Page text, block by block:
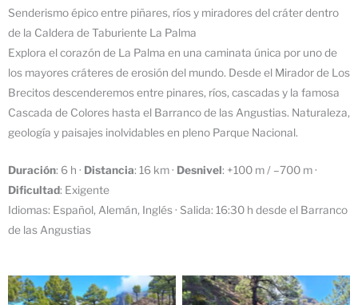
Senderismo épico entre piñares, ríos y miradores del cráter dentro
de la Caldera de Taburiente La Palma
Explora el corazón de La Palma en una caminata única por uno de
los mayores cráteres de erosión del mundo. Desde el Mirador de Los
Brecitos descenderemos entre pinares, ríos, cascadas y la famosa
Cascada de Colores hasta el Barranco de las Angustias. Naturaleza,
geología y paisajes inolvidables en pleno Parque Nacional.
Duración: 6 h · Distancia: 16 km · Desnivel: +100 m / –700 m ·
Dificultad: Exigente
Idiomas: Español, Alemán, Inglés · Salida: 16:30 h desde el Barranco
de las Angustias